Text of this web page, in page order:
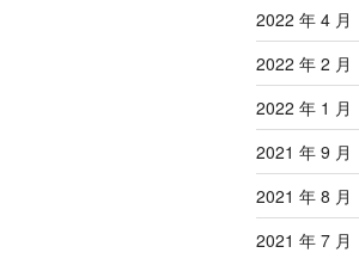
2022 年 4 月
2022 年 2 月
2022 年 1 月
2021 年 9 月
2021 年 8 月
2021 年 7 月